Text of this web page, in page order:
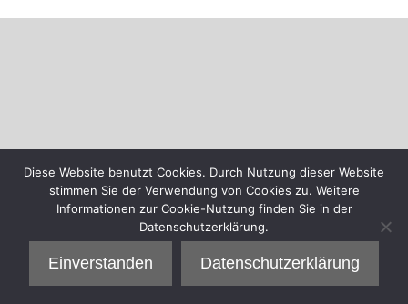
Diese Website benutzt Cookies. Durch Nutzung dieser Website
stimmen Sie der Verwendung von Cookies zu. Weitere
Informationen zur Cookie-Nutzung finden Sie in der
Datenschutzerklärung.
Einverstanden Datenschutzerklärung